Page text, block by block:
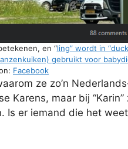
en “ling” wordt in
gebruikt voor
Facebook
ze zo’n
Karens, maar bij “Karin”
er iemand die het